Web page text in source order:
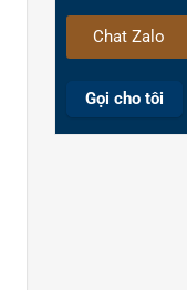
Chat Zalo
Gọi cho tôi